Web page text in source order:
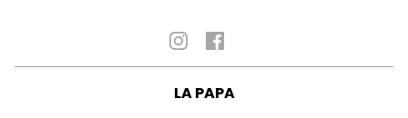
LA PAPA